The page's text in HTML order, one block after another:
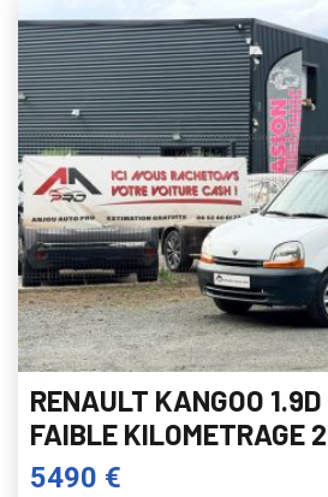
RENAULT KANGOO
FAIBLE KILOMETRAGE
5490 €